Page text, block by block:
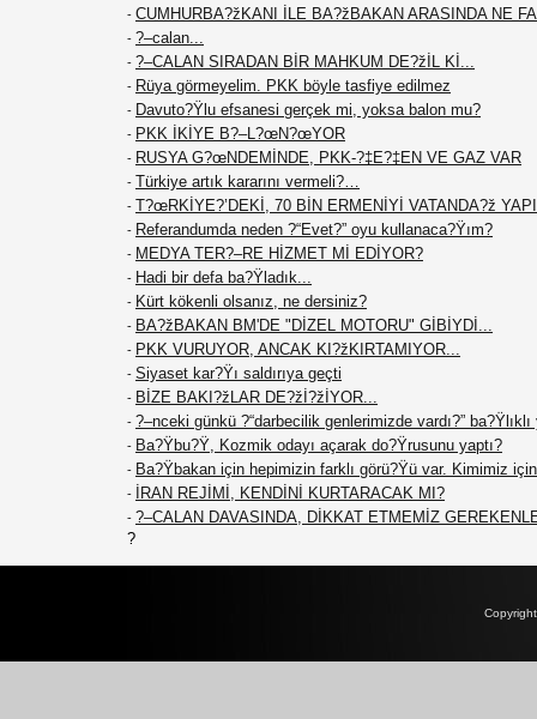
- CUMHURBA?žKANI İLE BA?žBAKAN ARASINDA NE
- ?–calan...
- ?–CALAN SIRADAN BİR MAHKUM DE?žİL Kİ...
- Rüya görmeyelim. PKK böyle tasfiye edilmez
- Davuto?Ÿlu efsanesi gerçek mi, yoksa balon mu?
- PKK İKİYE B?–L?œN?œYOR
- RUSYA G?œNDEMİNDE, PKK-?‡E?‡EN VE GAZ VAR
- Türkiye artık kararını vermeli?…
- T?œRKİYE?’DEKİ, 70 BİN ERMENİYİ VATANDA?ž
- Referandumda neden ?“Evet?” oyu kullanaca?Ÿım?
- MEDYA TER?–RE HİZMET Mİ EDİYOR?
- Hadi bir defa ba?Ÿladık...
- Kürt kökenli olsanız, ne dersiniz?
- BA?žBAKAN BM'DE "DİZEL MOTORU" GİBİYDİ...
- PKK VURUYOR, ANCAK KI?žKIRTAMIYOR...
- Siyaset kar?Ÿı saldırıya geçti
- BİZE BAKI?žLAR DE?žİ?žİYOR...
- ?–nceki günkü ?“darbecilik genlerimizde vardı?”
- Ba?Ÿbu?Ÿ, Kozmik odayı açarak do?Ÿrusunu yaptı?
- Ba?Ÿbakan için hepimizin farklı görü?Ÿü var. Kimimiz
- İRAN REJİMİ, KENDİNİ KURTARACAK MI?
- ?–CALAN DAVASINDA, DİKKAT ETMEMİZ
?